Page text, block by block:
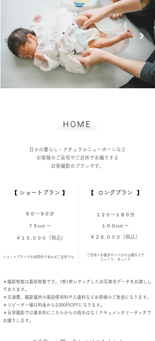
​HOME
日々の暮らし・ナチュラルニューボーンなど
お客様のご自宅やご近所でお撮りする
日常撮影のプランです。
【 ショートプラン 】 【 ロングプラン 】
６０〜９０分
７５cut 〜
￥１５,０００ （税込)
１２０〜１８０分
１００cut 〜
￥２６,０００（税込）
​ショートプランでも時間内であればご近所でも
​ご自宅＋お散歩やいつもの公園などで
​じっくり、ゆっくり
​＊撮影枚数は最低枚数です。1枚1枚レタッチしたお写真全データをお渡しし
ております。
​＊交通費、撮影場所の施設使用料や入場料などお客様のご負担になります。
＊リピーター様は料金から2,000円OFFになります。
​＊日常撮影では基本的にこちらからの指示はなくドキュメンタリータッチで
お撮りします。